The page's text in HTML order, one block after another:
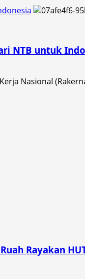
NTB untuk
Nasional
Rayakan